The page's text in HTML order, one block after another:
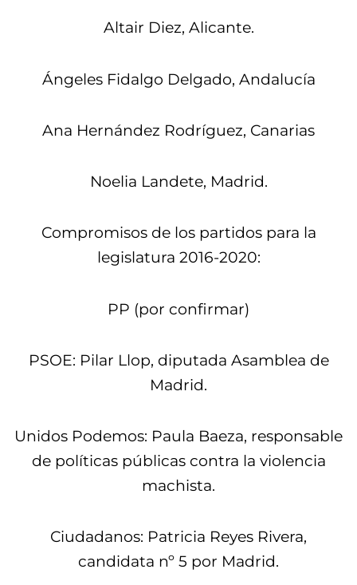
Altair Diez, Alicante.
Ángeles Fidalgo Delgado, Andalucía
Ana Hernández Rodríguez, Canarias
Noelia Landete, Madrid.
Compromisos de los partidos para la
legislatura 2016-2020:
PP (por confirmar)
PSOE: Pilar Llop, diputada Asamblea de
Madrid.
Unidos Podemos: Paula Baeza, responsable
de políticas públicas contra la violencia
machista.
Ciudadanos: Patricia Reyes Rivera,
candidata nº 5 por Madrid.